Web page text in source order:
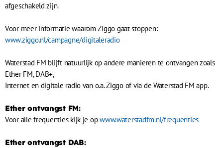
afgeschakeld zijn.
Voor meer informatie waarom Ziggo gaat stoppen:
www.ziggo.nl/campagne/digitaleradio
Waterstad FM blijft natuurlijk op andere manieren te ontvangen zoals
Ether FM, DAB+,
Internet en digitale radio van o.a. Ziggo of via de Waterstad FM app.
Ether ontvangst FM:
Voor alle frequenties kijk je opwww.waterstadfm.nl/frequenties
Ether ontvangst DAB: